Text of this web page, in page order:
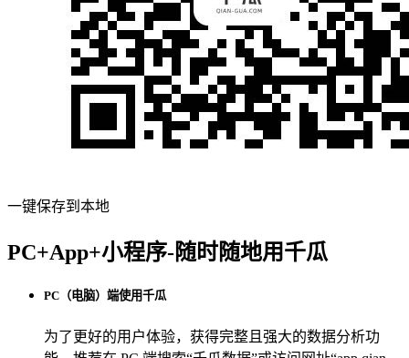
一键保存到本地
PC+App+小程序-随时随地用千瓜
PC（电脑）端使用千瓜
为了更好的用户体验，获得完整且强大的数据分析功